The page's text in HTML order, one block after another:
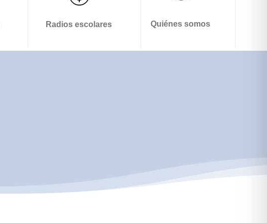
Radios escolares Quiénes somos